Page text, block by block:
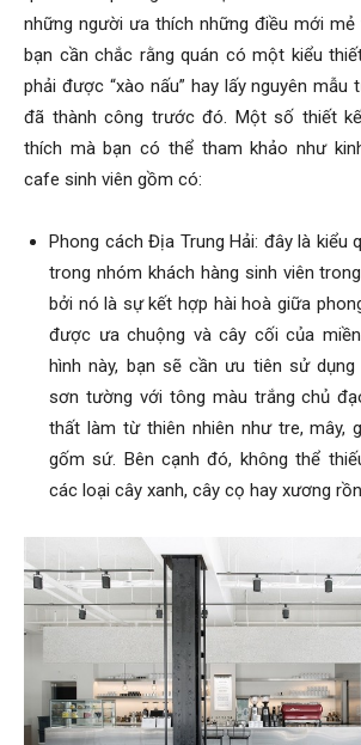
những người ưa thích những điều mới mẻ
bạn cần chắc rằng quán có một kiểu
phải được “xào nấu” hay lấy nguyên mẫu
đã thành công trước đó. Một số thiết
thích mà bạn có thể tham khảo như
cafe sinh viên gồm có:
Phong cách Địa Trung Hải: đây là kiểu
trong nhóm khách hàng sinh viên
bởi nó là sự kết hợp hài hoà giữa
được ưa chuộng và cây cối của
hình này, bạn sẽ cần ưu tiên sử
sơn tường với tông màu trắng chủ
thất làm từ thiên nhiên như tre, mây,
gốm sứ. Bên cạnh đó, không thể
các loại cây xanh, cây cọ hay xương